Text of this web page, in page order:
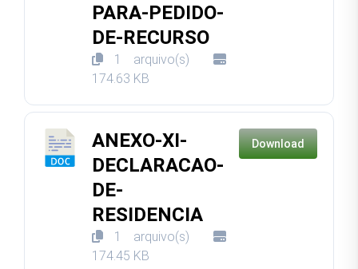
PARA-PEDIDO-
DE-RECURSO
1 arquivo(s)
174.63 KB
ANEXO-XI-
DECLARACAO-
DE-
RESIDENCIA
1 arquivo(s)
174.45 KB
Download